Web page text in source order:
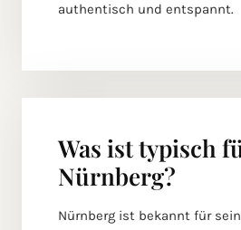
authentisch und entspannt.
Was ist typisch
Nürnberg?
Nürnberg ist bekannt für